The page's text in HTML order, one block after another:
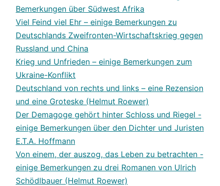
Bemerkungen über Südwest Afrika
Viel Feind viel Ehr – einige Bemerkungen zu
Deutschlands Zweifronten-Wirtschaftskrieg gegen
Russland und China
Krieg und Unfrieden – einige Bemerkungen zum
Ukraine-Konflikt
Deutschland von rechts und links – eine Rezension
und eine Groteske (Helmut Roewer)
Der Demagoge gehört hinter Schloss und Riegel -
einige Bemerkungen über den Dichter und Juristen
E.T.A. Hoffmann
Von einem, der auszog, das Leben zu betrachten -
einige Bemerkungen zu drei Romanen von Ulrich
Schödlbauer (Helmut Roewer)